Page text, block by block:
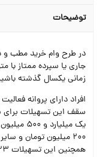
توضیحات
در طرح وام خرید مطب و
زمانی یکسال گذشته باشید.
افراد دارای پروانه فعالیت
سقف این تسهیلات برای
همچنین این تسهیلات 23 درصد سود و بازپرداخت حداکثر 36 ماهه دارد.